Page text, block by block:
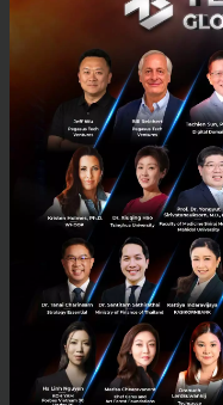
กรกฎาคม 9, 2026| By
Startup Guide Git GitHub
E-mail :